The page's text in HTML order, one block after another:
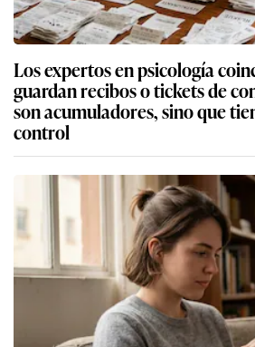
Los expertos en psicología
guardan recibos o tickets de
son acumuladores, sino que
control